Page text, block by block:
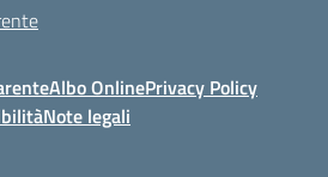
Albo OnlinePrivacy Policy
Note legali